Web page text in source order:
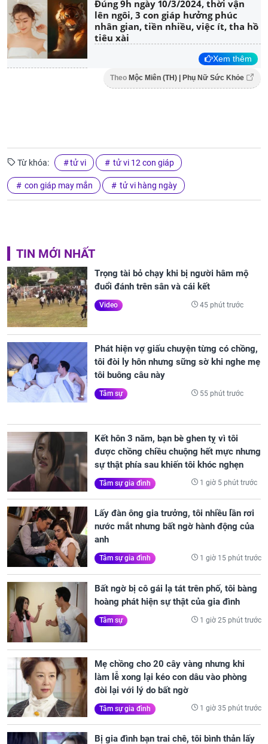
Đúng 9h ngày 10/3/2024, thời vận
lên ngôi, 3 con giáp hưởng phúc
nhân gian, tiền nhiều, việc ít, tha hồ
tiêu xài
Xem thêm
Theo Mộc Miên (TH) | Phụ Nữ Sức Khỏe
Từ khóa: tử vi tử vi 12 con giáp
con giáp may mắn tử vi hàng ngày
TIN MỚI NHẤT
Trọng tài bỏ chạy khi bị người hâm mộ
đuổi đánh trên sân và cái kết
Video 45 phút trước
Phát hiện vợ giấu chuyện từng có chồng,
tôi đòi ly hôn nhưng sững sờ khi nghe mẹ
tôi buông câu này
Tâm sự 55 phút trước
Kết hôn 3 năm, bạn bè ghen tỵ vì tôi
được chồng chiều chuộng hết mực nhưng
sự thật phía sau khiến tôi khóc nghẹn
Tâm sự gia đình 1 giờ 5 phút trước
Lấy đàn ông gia trưởng, tôi nhiều lần rơi
nước mắt nhưng bất ngờ hành động của
anh
Tâm sự gia đình 1 giờ 15 phút trước
Bất ngờ bị cô gái lạ tát trên phố, tôi bàng
hoàng phát hiện sự thật của gia đình
Tâm sự 1 giờ 25 phút trước
Mẹ chồng cho 20 cây vàng nhưng khi
làm lễ xong lại kéo con dâu vào phòng
đòi lại với lý do bất ngờ
Tâm sự gia đình 1 giờ 35 phút trước
Bị gia đình bạn trai chê, tôi bình thản lấy